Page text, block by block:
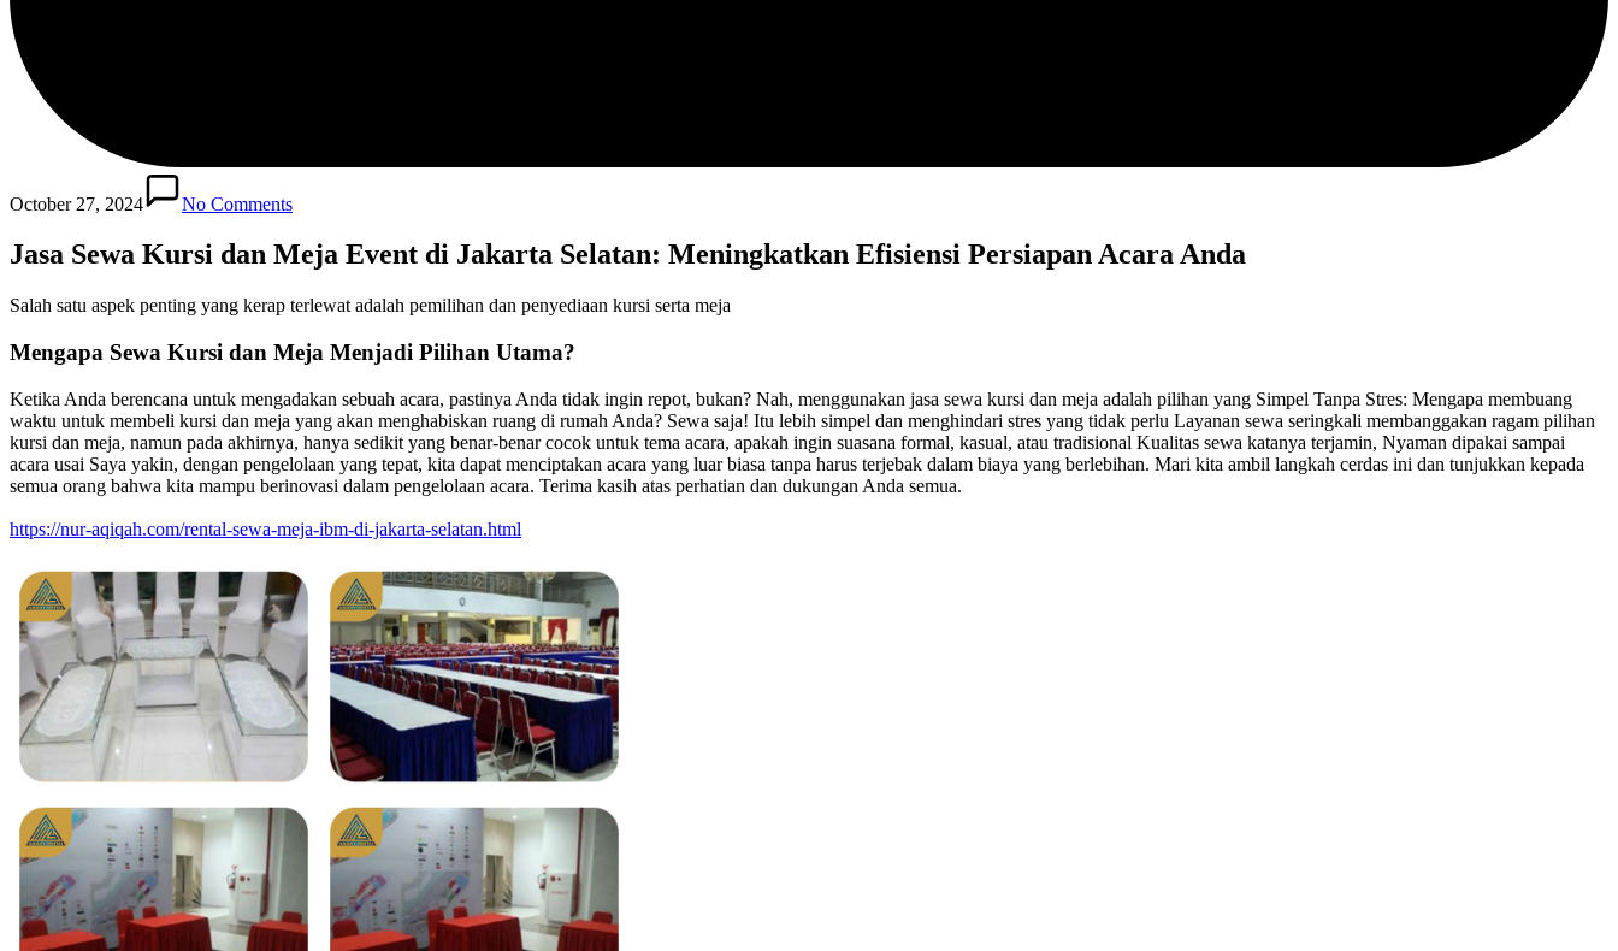
October 27, 2024 No Comments
Jasa Sewa Kursi dan Meja Event di Jakarta Selatan: Meningkatkan Efisiensi Persiapan Acara Anda
Salah satu aspek penting yang kerap terlewat adalah pemilihan dan penyediaan kursi serta meja
Mengapa Sewa Kursi dan Meja Menjadi Pilihan Utama?
Ketika Anda berencana untuk mengadakan sebuah acara, pastinya Anda tidak ingin repot, bukan? Nah, menggunakan jasa sewa kursi dan meja adalah pilihan yang Simpel Tanpa Stres: Mengapa membuang
waktu untuk membeli kursi dan meja yang akan menghabiskan ruang di rumah Anda? Sewa saja! Itu lebih simpel dan menghindari stres yang tidak perlu Layanan sewa seringkali membanggakan ragam pilihan
kursi dan meja, namun pada akhirnya, hanya sedikit yang benar-benar cocok untuk tema acara, apakah ingin suasana formal, kasual, atau tradisional Kualitas sewa katanya terjamin, Nyaman dipakai sampai
acara usai Saya yakin, dengan pengelolaan yang tepat, kita dapat menciptakan acara yang luar biasa tanpa harus terjebak dalam biaya yang berlebihan. Mari kita ambil langkah cerdas ini dan tunjukkan kepada
semua orang bahwa kita mampu berinovasi dalam pengelolaan acara. Terima kasih atas perhatian dan dukungan Anda semua.
https://nur-aqiqah.com/rental-sewa-meja-ibm-di-jakarta-selatan.html